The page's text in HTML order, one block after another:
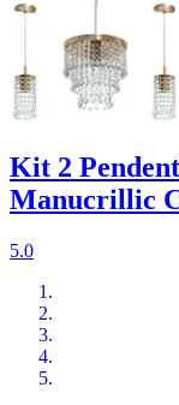
Kit 2
Manucrillic
5.0